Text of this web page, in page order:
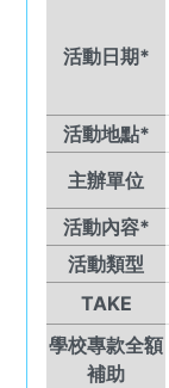
活動日期*
活動地點*
主辦單位
活動內容*
活動類型
TAKE
學校專款全額
補助